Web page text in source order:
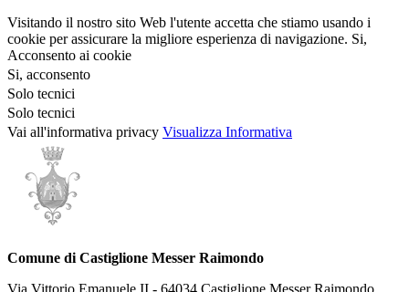
Visitando il nostro sito Web l'utente accetta che stiamo usando i
cookie per assicurare la migliore esperienza di navigazione. Si,
Acconsento ai cookie
Si, acconsento
Solo tecnici
Solo tecnici
Vai all'informativa privacy Visualizza Informativa
Comune di Castiglione Messer Raimondo
Via Vittorio Emanuele II - 64034 Castiglione Messer Raimondo